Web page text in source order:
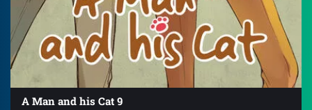
A Man and his Cat 9